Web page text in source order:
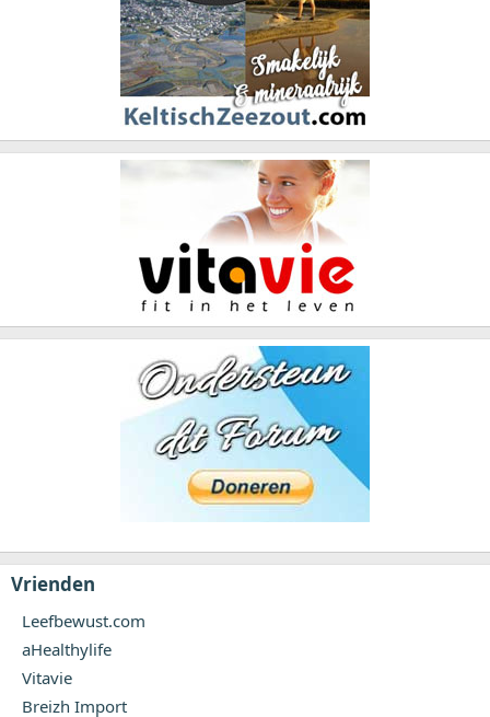
Vrienden
Leefbewust.com
aHealthylife
Vitavie
Breizh Import